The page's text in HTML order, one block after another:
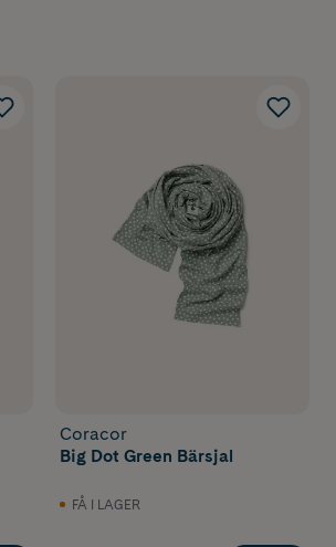
Coracor
Big Dot Green Bärsjal
FÅ I LAGER